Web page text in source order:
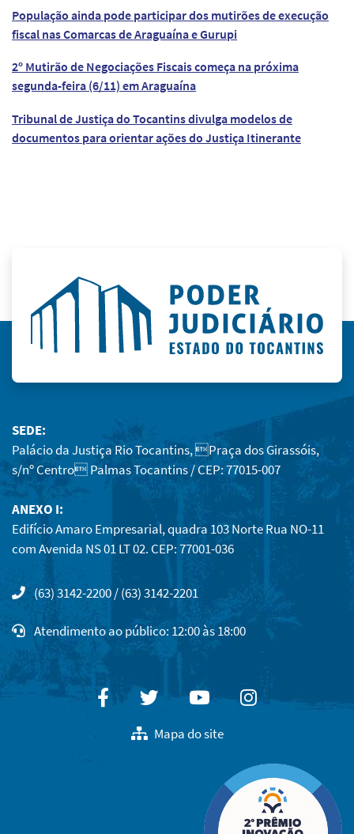
População ainda pode participar dos mutirões de execução
fiscal nas Comarcas de Araguaína e Gurupi
2º Mutirão de Negociações Fiscais começa na próxima
segunda-feira (6/11) em Araguaína
Tribunal de Justiça do Tocantins divulga modelos de
documentos para orientar ações do Justiça Itinerante
SEDE:
Palácio da Justiça Rio Tocantins, Praça dos Girassóis,
s/nº Centro Palmas Tocantins / CEP: 77015-007
ANEXO I:
Edifício Amaro Empresarial, quadra 103 Norte Rua NO-11
com Avenida NS 01 LT 02. CEP: 77001-036
(63) 3142-2200 / (63) 3142-2201
Atendimento ao público: 12:00 às 18:00
FacebookTwitterYoutubeInstagram
Mapa do site